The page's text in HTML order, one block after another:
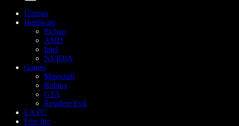
Últimas
Hardware
Pichau
AMD
Intel
NVIDIA
Games
Minecraft
Roblox
GTA
Resident Evil
EA FC
Free fire